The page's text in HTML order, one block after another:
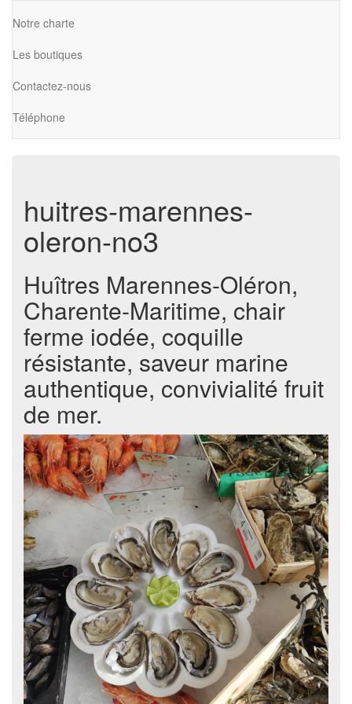
Notre charte
Les boutiques
Contactez-nous
Téléphone
huitres-marennes-
oleron-no3
Huîtres Marennes-Oléron,
Charente-Maritime, chair
ferme iodée, coquille
résistante, saveur marine
authentique, convivialité fruit
de mer.